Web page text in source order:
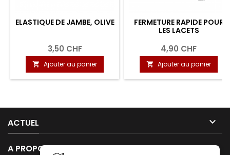
ELASTIQUE DE JAMBE, OLIVE
3,50 CHF
 Ajouter au panier
FERMETURE RAPIDE POUR
LES LACETS
4,90 CHF
 Ajouter au panier
ACTUEL 
A PROPOS DE NOUS 